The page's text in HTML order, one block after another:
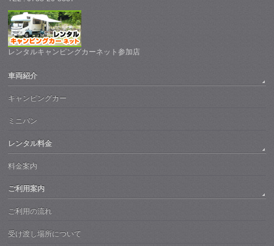
レンタルキャンピングカーネット参加店
車両紹介
キャンピングカー
ミニバン
レンタル料金
料金案内
ご利用案内
ご利用の流れ
受け渡し場所について